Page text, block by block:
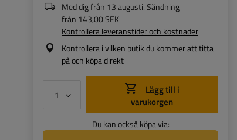
Med dig från 13 augusti. Sändning
från 143,00 SEK
Kontrollera leveranstider och kostnader
Kontrollera i vilken butik du kommer att titta
på och köpa direkt
varukorgen
Du kan också köpa via: